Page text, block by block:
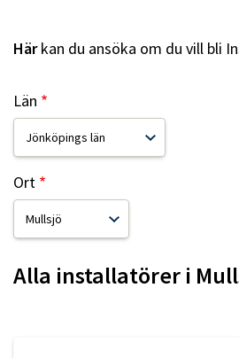
Härkan du ansöka om du vill bli
Län
Ort
Alla installatörer i